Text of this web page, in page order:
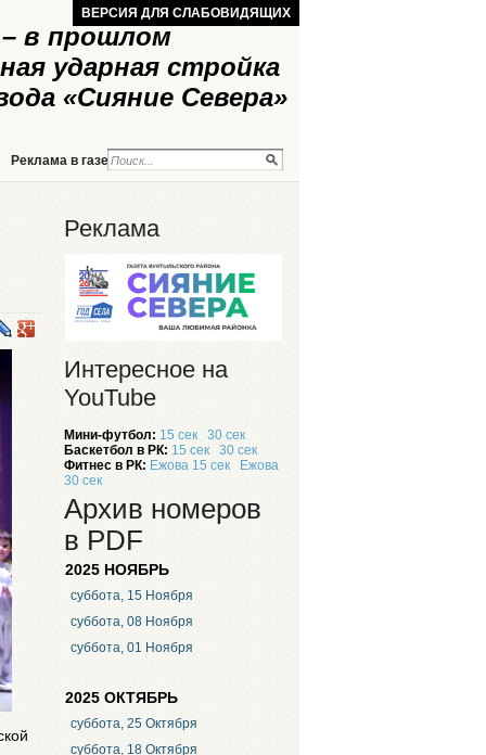
в прошлом
ударная стройка
«Сияние Севера»
ВЕРСИЯ ДЛЯ СЛАБОВИДЯЩИХ
Реклама в газете Реклама на сайте
Реклама
Интересное на
YouTube
Мини-футбол: 15 сек
30 сек
Баскетбол в РК: 15 сек
30 сек
Фитнес в РК: Ежова 15 сек
Ежова
30 сек
Архив номеров
в PDF
2025 НОЯБРЬ
суббота, 15 Ноября
суббота, 08 Ноября
суббота, 01 Ноября
2025 ОКТЯБРЬ
суббота, 25 Октября
суббота, 18 Октября